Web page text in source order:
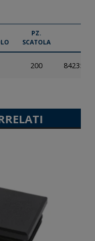
PZ.
SCATOLA
200